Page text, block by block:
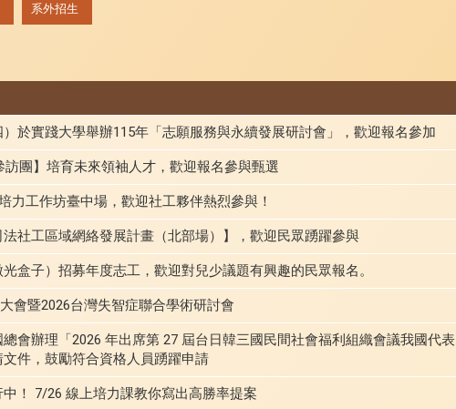
系外招生
於實踐大學舉辦115年「志願服務與永續發展研討會」，歡迎報名參加
團】培育未來領袖人才，歡迎報名參與甄選
力工作坊臺中場，歡迎社工夥伴熱烈參與！
社工區域網絡發展計畫（北部場）】，歡迎民眾踴躍參與
盒子）招募年度志工，歡迎對兒少議題有興趣的民眾報名。
會暨2026台灣失智症聯合學術研討會
會辦理「2026 年出席第 27 屆台日韓三國民間社會福利組織會議我國代表
件，鼓勵符合資格人員踴躍申請
中！ 7/26 線上培力課教你寫出高勝率提案